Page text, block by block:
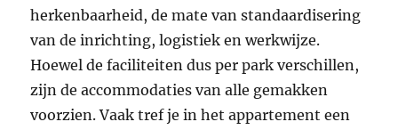
herkenbaarheid, de mate van standaardisering
van de inrichting, logistiek en werkwijze.
Hoewel de faciliteiten dus per park verschillen,
zijn de accommodaties van alle gemakken
voorzien. Vaak tref je in het appartement een